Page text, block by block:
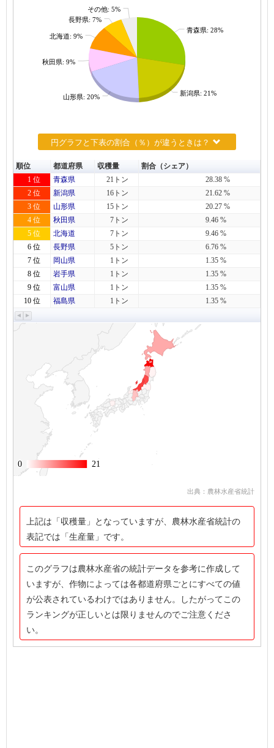
青森県: 28%
新潟県: 21%
山形県: 20%
秋田県: 9%
北海道: 9%
長野県: 7%
その他: 5%
円グラフと下表の割合（％）が違うときは？
順位 都道府県 収穫量
割合（シェア）
1 位
青森県 21トン
28.38 %
2 位
新潟県 16トン
21.62 %
3 位
山形県 15トン
20.27 %
4 位
秋田県 7トン
9.46 %
5 位
北海道 7トン
9.46 %
6 位
長野県 5トン
6.76 %
7 位
岡山県 1トン
1.35 %
8 位
岩手県 1トン
1.35 %
9 位
富山県 1トン
1.35 %
10 位
福島県 1トン 1.35 %
0
0 21
21
出典：農林水産省統計
上記は「収穫量」となっていますが、農林水産省統計の
表記では「生産量」です。
このグラフは農林水産省の統計データを参考に作成して
いますが、作物によっては各都道府県ごとにすべての値
が公表されているわけではありません。したがってこの
ランキングが正しいとは限りませんのでご注意くださ
い。